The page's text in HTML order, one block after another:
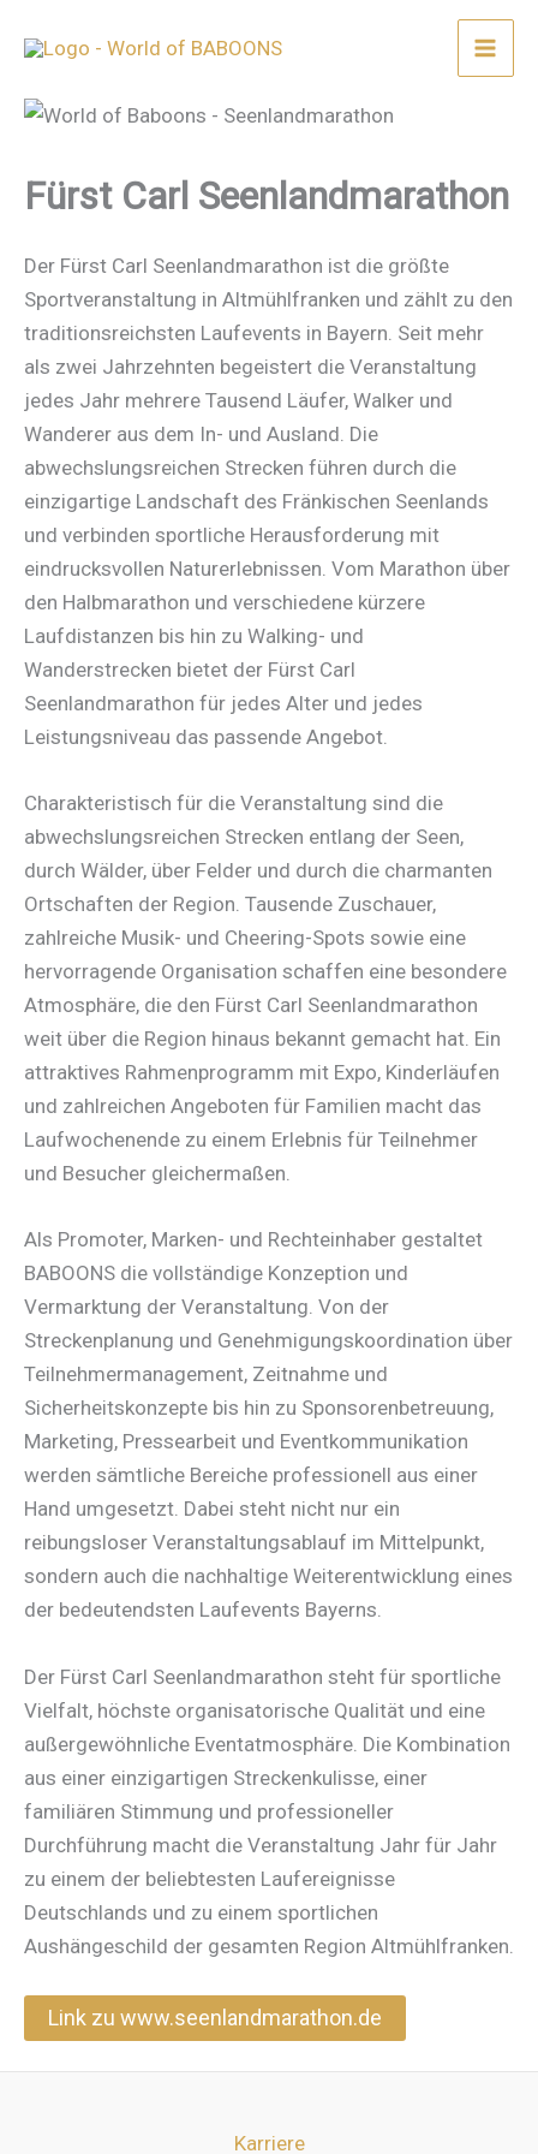
Inhalt
Fürst Carl Seenlandmarathon
Der Fürst Carl Seenlandmarathon ist die größte
Sportveranstaltung in Altmühlfranken und zählt zu den
traditionsreichsten Laufevents in Bayern. Seit mehr
als zwei Jahrzehnten begeistert die Veranstaltung
jedes Jahr mehrere Tausend Läufer, Walker und
Wanderer aus dem In- und Ausland. Die
abwechslungsreichen Strecken führen durch die
einzigartige Landschaft des Fränkischen Seenlands
und verbinden sportliche Herausforderung mit
eindrucksvollen Naturerlebnissen. Vom Marathon über
den Halbmarathon und verschiedene kürzere
Laufdistanzen bis hin zu Walking- und
Wanderstrecken bietet der Fürst Carl
Seenlandmarathon für jedes Alter und jedes
Leistungsniveau das passende Angebot.
Charakteristisch für die Veranstaltung sind die
abwechslungsreichen Strecken entlang der Seen,
durch Wälder, über Felder und durch die charmanten
Ortschaften der Region. Tausende Zuschauer,
zahlreiche Musik- und Cheering-Spots sowie eine
hervorragende Organisation schaffen eine besondere
Atmosphäre, die den Fürst Carl Seenlandmarathon
weit über die Region hinaus bekannt gemacht hat. Ein
attraktives Rahmenprogramm mit Expo, Kinderläufen
und zahlreichen Angeboten für Familien macht das
Laufwochenende zu einem Erlebnis für Teilnehmer
und Besucher gleichermaßen.
Als Promoter, Marken- und Rechteinhaber gestaltet
BABOONS die vollständige Konzeption und
Vermarktung der Veranstaltung. Von der
Streckenplanung und Genehmigungskoordination über
Teilnehmermanagement, Zeitnahme und
Sicherheitskonzepte bis hin zu Sponsorenbetreuung,
Marketing, Pressearbeit und Eventkommunikation
werden sämtliche Bereiche professionell aus einer
Hand umgesetzt. Dabei steht nicht nur ein
reibungsloser Veranstaltungsablauf im Mittelpunkt,
sondern auch die nachhaltige Weiterentwicklung eines
der bedeutendsten Laufevents Bayerns.
Der Fürst Carl Seenlandmarathon steht für sportliche
Vielfalt, höchste organisatorische Qualität und eine
außergewöhnliche Eventatmosphäre. Die Kombination
aus einer einzigartigen Streckenkulisse, einer
familiären Stimmung und professioneller
Durchführung macht die Veranstaltung Jahr für Jahr
zu einem der beliebtesten Laufereignisse
Deutschlands und zu einem sportlichen
Aushängeschild der gesamten Region Altmühlfranken.
Link zu www.seenlandmarathon.de
Karriere